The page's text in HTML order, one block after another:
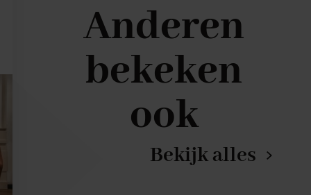
Anderen
bekeken
ook
Bekijk alles